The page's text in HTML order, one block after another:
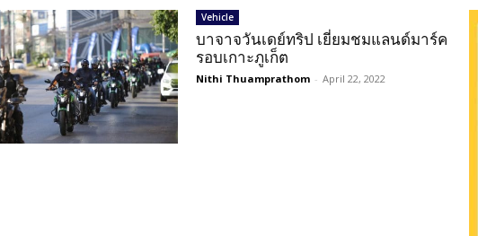
Vehicle
บาจาจวันเดย์ทริป เยี่ยมชมแลนด์มาร์ค
รอบเกาะภูเก็ต
Nithi Thuamprathom - April 22, 2022